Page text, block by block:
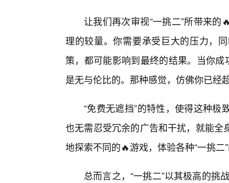
让我们再次审视“一挑二”所带来
理的较量。你需要承受巨大的压力，
策，都可能影响到最终的结果。当你
是无与伦比的。那种感觉，仿佛你已经
“免费无遮挡”的特性，使得这种
也无需忍受冗余的广告和干扰，就能
地探索不同的🔥游戏，体验各种“一挑
总而言之，“一挑二”以其极高的挑